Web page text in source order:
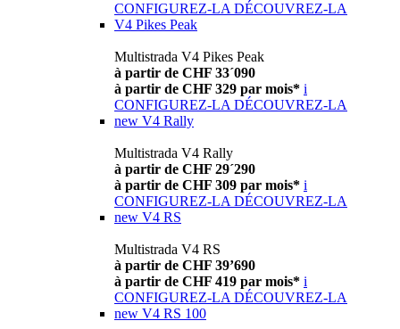
CONFIGUREZ-LA DÉCOUVREZ-LA
V4 Pikes Peak
Multistrada V4 Pikes Peak
à partir de CHF 33´090
à partir de CHF 329 par mois* i
CONFIGUREZ-LA DÉCOUVREZ-LA
new V4 Rally
Multistrada V4 Rally
à partir de CHF 29´290
à partir de CHF 309 par mois* i
CONFIGUREZ-LA DÉCOUVREZ-LA
new V4 RS
Multistrada V4 RS
à partir de CHF 39’690
à partir de CHF 419 par mois* i
CONFIGUREZ-LA DÉCOUVREZ-LA
new V4 RS 100